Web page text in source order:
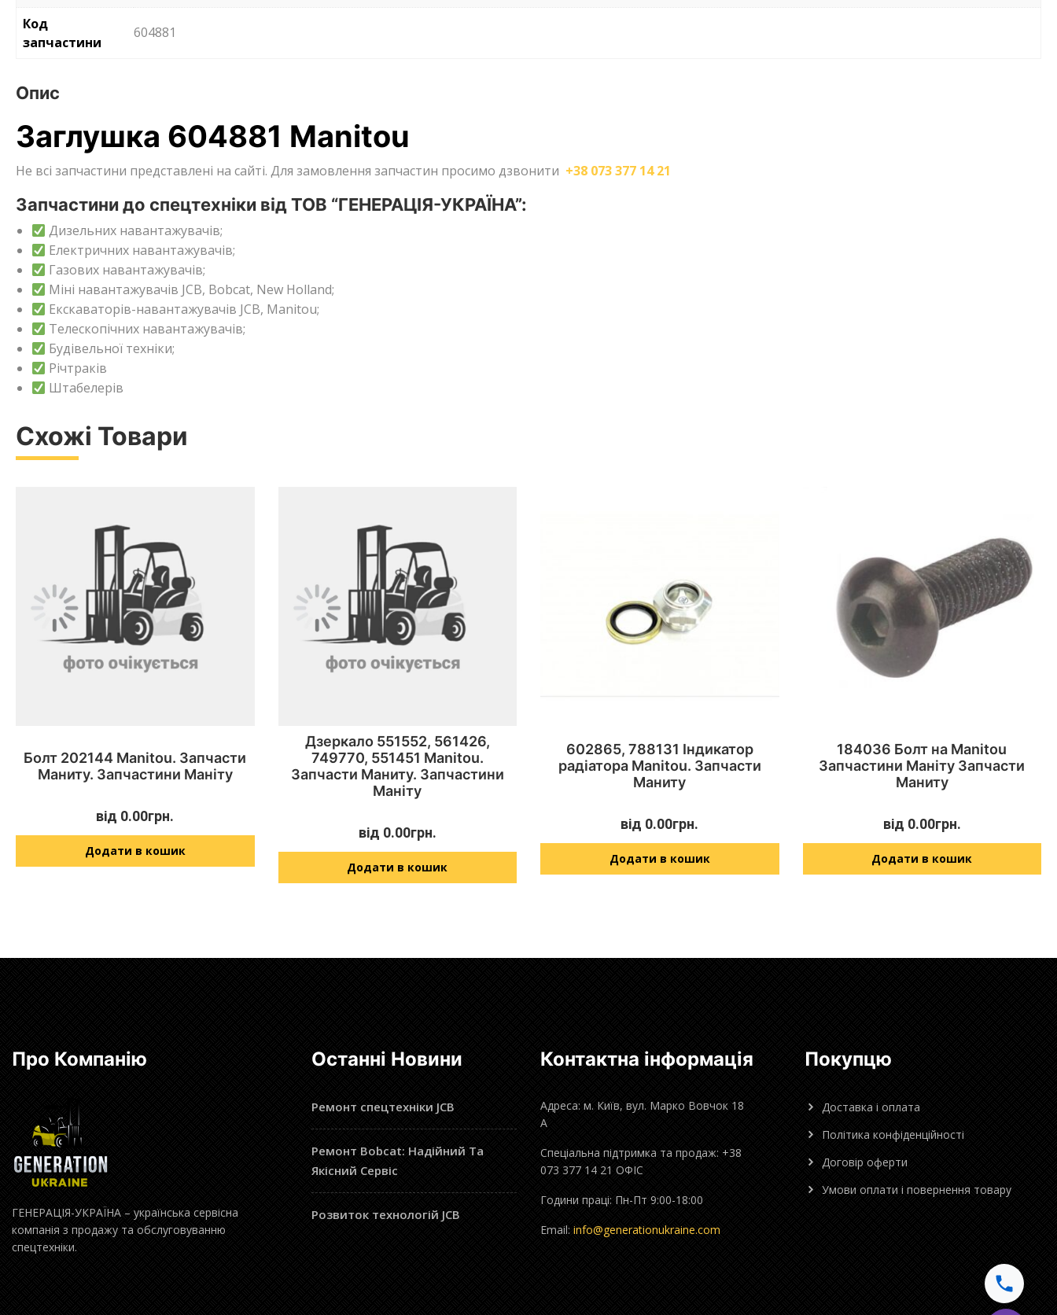
Код
запчастини
604881
Опис
Заглушка 604881 Manitou
Не всі запчастини представлені на сайті. Для замовлення запчастин просимо дзвонити +38 073 377 14 21
Запчастини до спецтехніки від ТОВ “ГЕНЕРАЦІЯ-УКРАЇНА”:
Дизельних навантажувачів;
Електричних навантажувачів;
Газових навантажувачів;
Міні навантажувачів JCB, Bobcat, New Holland;
Екскаваторів-навантажувачів JCB, Manitou;
Телескопічних навантажувачів;
Будівельної техніки;
Річтраків
Штабелерів
Схожі Товари
Болт 202144 Manitou. Запчасти
Маниту. Запчастини Маніту
від 0.00грн.
Додати в кошик
Дзеркало 551552, 561426,
749770, 551451 Manitou.
Запчасти Маниту. Запчастини
Маніту
від 0.00грн.
Додати в кошик
602865, 788131 Індикатор
радіатора Manitou. Запчасти
Маниту
від 0.00грн.
Додати в кошик
184036 Болт на Manitou
Запчастини Маніту Запчасти
Маниту
від 0.00грн.
Додати в кошик
Про Компанію
ГЕНЕРАЦІЯ-УКРАЇНА – українська сервісна
компанія з продажу та обслуговуванню
спецтехніки.
Останні Новини
Ремонт спецтехніки JCB
Ремонт Bobcat: Надійний Та
Якісний Сервіс
Розвиток технологій JCB
Контактна інформація
Адреса: м. Київ, вул. Марко Вовчок 18
А
Спеціальна підтримка та продаж: +38
073 377 14 21 ОФІС
Години праці: Пн-Пт 9:00-18:00
Email: info@generationukraine.com
Покупцю
Доставка і оплата
Політика конфіденційності
Договір оферти
Умови оплати і повернення товару